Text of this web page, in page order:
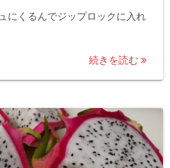
にくるんでジップロックに入れ
続きを読む